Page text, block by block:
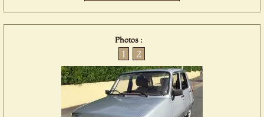
Photos :
1 2